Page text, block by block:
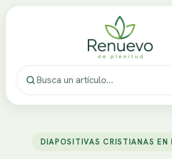
DIAPOSITIVAS CRISTIANAS EN